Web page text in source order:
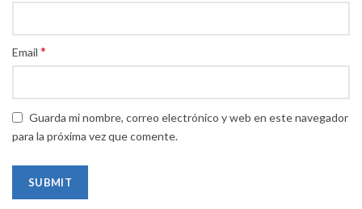
Email *
Guarda mi nombre, correo electrónico y web en este navegador
para la próxima vez que comente.